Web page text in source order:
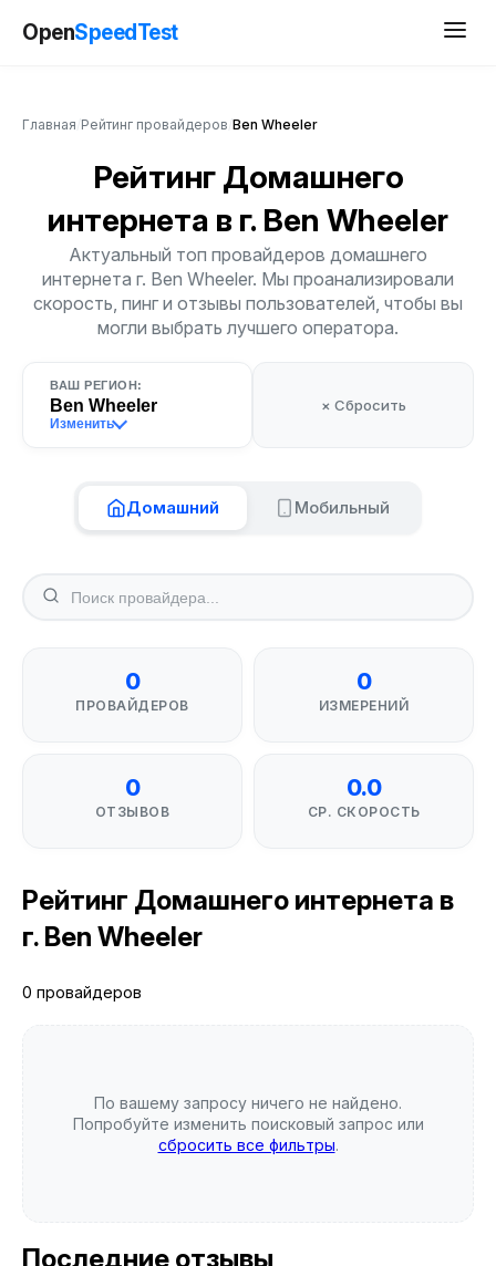
OpenSpeedTest
Главная Рейтинг провайдеров Ben Wheeler
Рейтинг Домашнего
интернета в г. Ben Wheeler
Актуальный топ провайдеров домашнего
интернета г. Ben Wheeler. Мы проанализировали
скорость, пинг и отзывы пользователей, чтобы вы
могли выбрать лучшего оператора.
ВАШ РЕГИОН:
Ben Wheeler
Изменить
× Сбросить
Домашний Мобильный
0
ПРОВАЙДЕРОВ
0
ИЗМЕРЕНИЙ
0
ОТЗЫВОВ
0.0
СР. СКОРОСТЬ
Рейтинг Домашнего интернета в
г. Ben Wheeler
0 провайдеров
По вашему запросу ничего не найдено.
Попробуйте изменить поисковый запрос или
сбросить все фильтры.
Последние отзывы